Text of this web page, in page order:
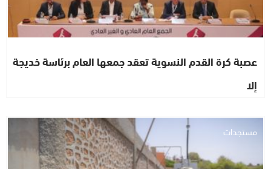
عصبة كرة القدم النسوية تعقد جمعها العام برئاسة خديجة
إلا
مستجدات